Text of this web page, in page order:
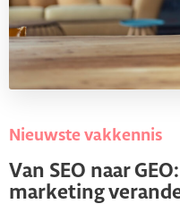
Nieuwste vakkennis
Van SEO naar
marketing